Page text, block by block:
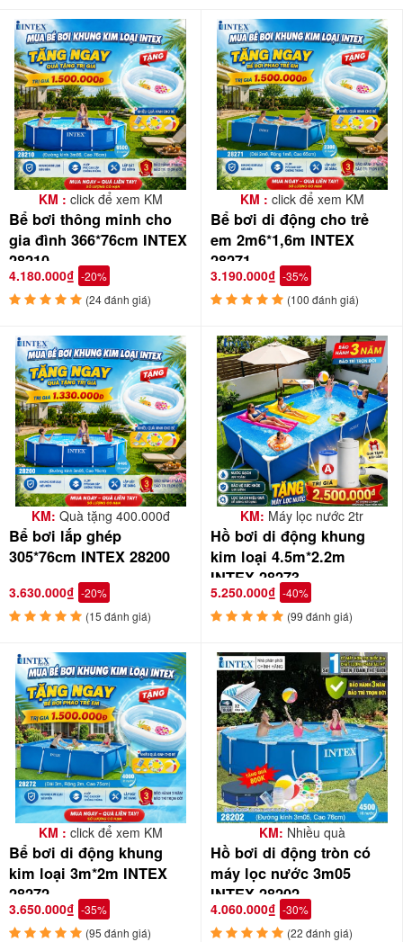
Bể bơi INTEX 28200 được thiết kế hình tròn với
đường kính đáy 305cm và chiều cao 76 cm sẽ rất phù
trong mùa hè nóng bức này.
KM : click để xem KM
Bể bơi thông minh cho
gia đình 366*76cm INTEX
28210
4.180.000₫ -20%
(24 đánh giá)
KM : click để xem KM
Bể bơi di động cho trẻ
em 2m6*1,6m INTEX
28271
3.190.000₫ -35%
(100 đánh giá)
KM: Quà tặng 400.000đ
Bể bơi lắp ghép
305*76cm INTEX 28200
3.630.000₫ -20%
(15 đánh giá)
KM: Máy lọc nước 2tr
Hồ bơi di động khung
kim loại 4.5m*2.2m
INTEX 28273
5.250.000₫ -40%
(99 đánh giá)
KM : click để xem KM
Bể bơi di động khung
kim loại 3m*2m INTEX
28272
3.650.000₫ -35%
(95 đánh giá)
KM: Nhiều quà
Hồ bơi di động tròn có
máy lọc nước 3m05
INTEX 28202
4.060.000₫ -30%
(22 đánh giá)